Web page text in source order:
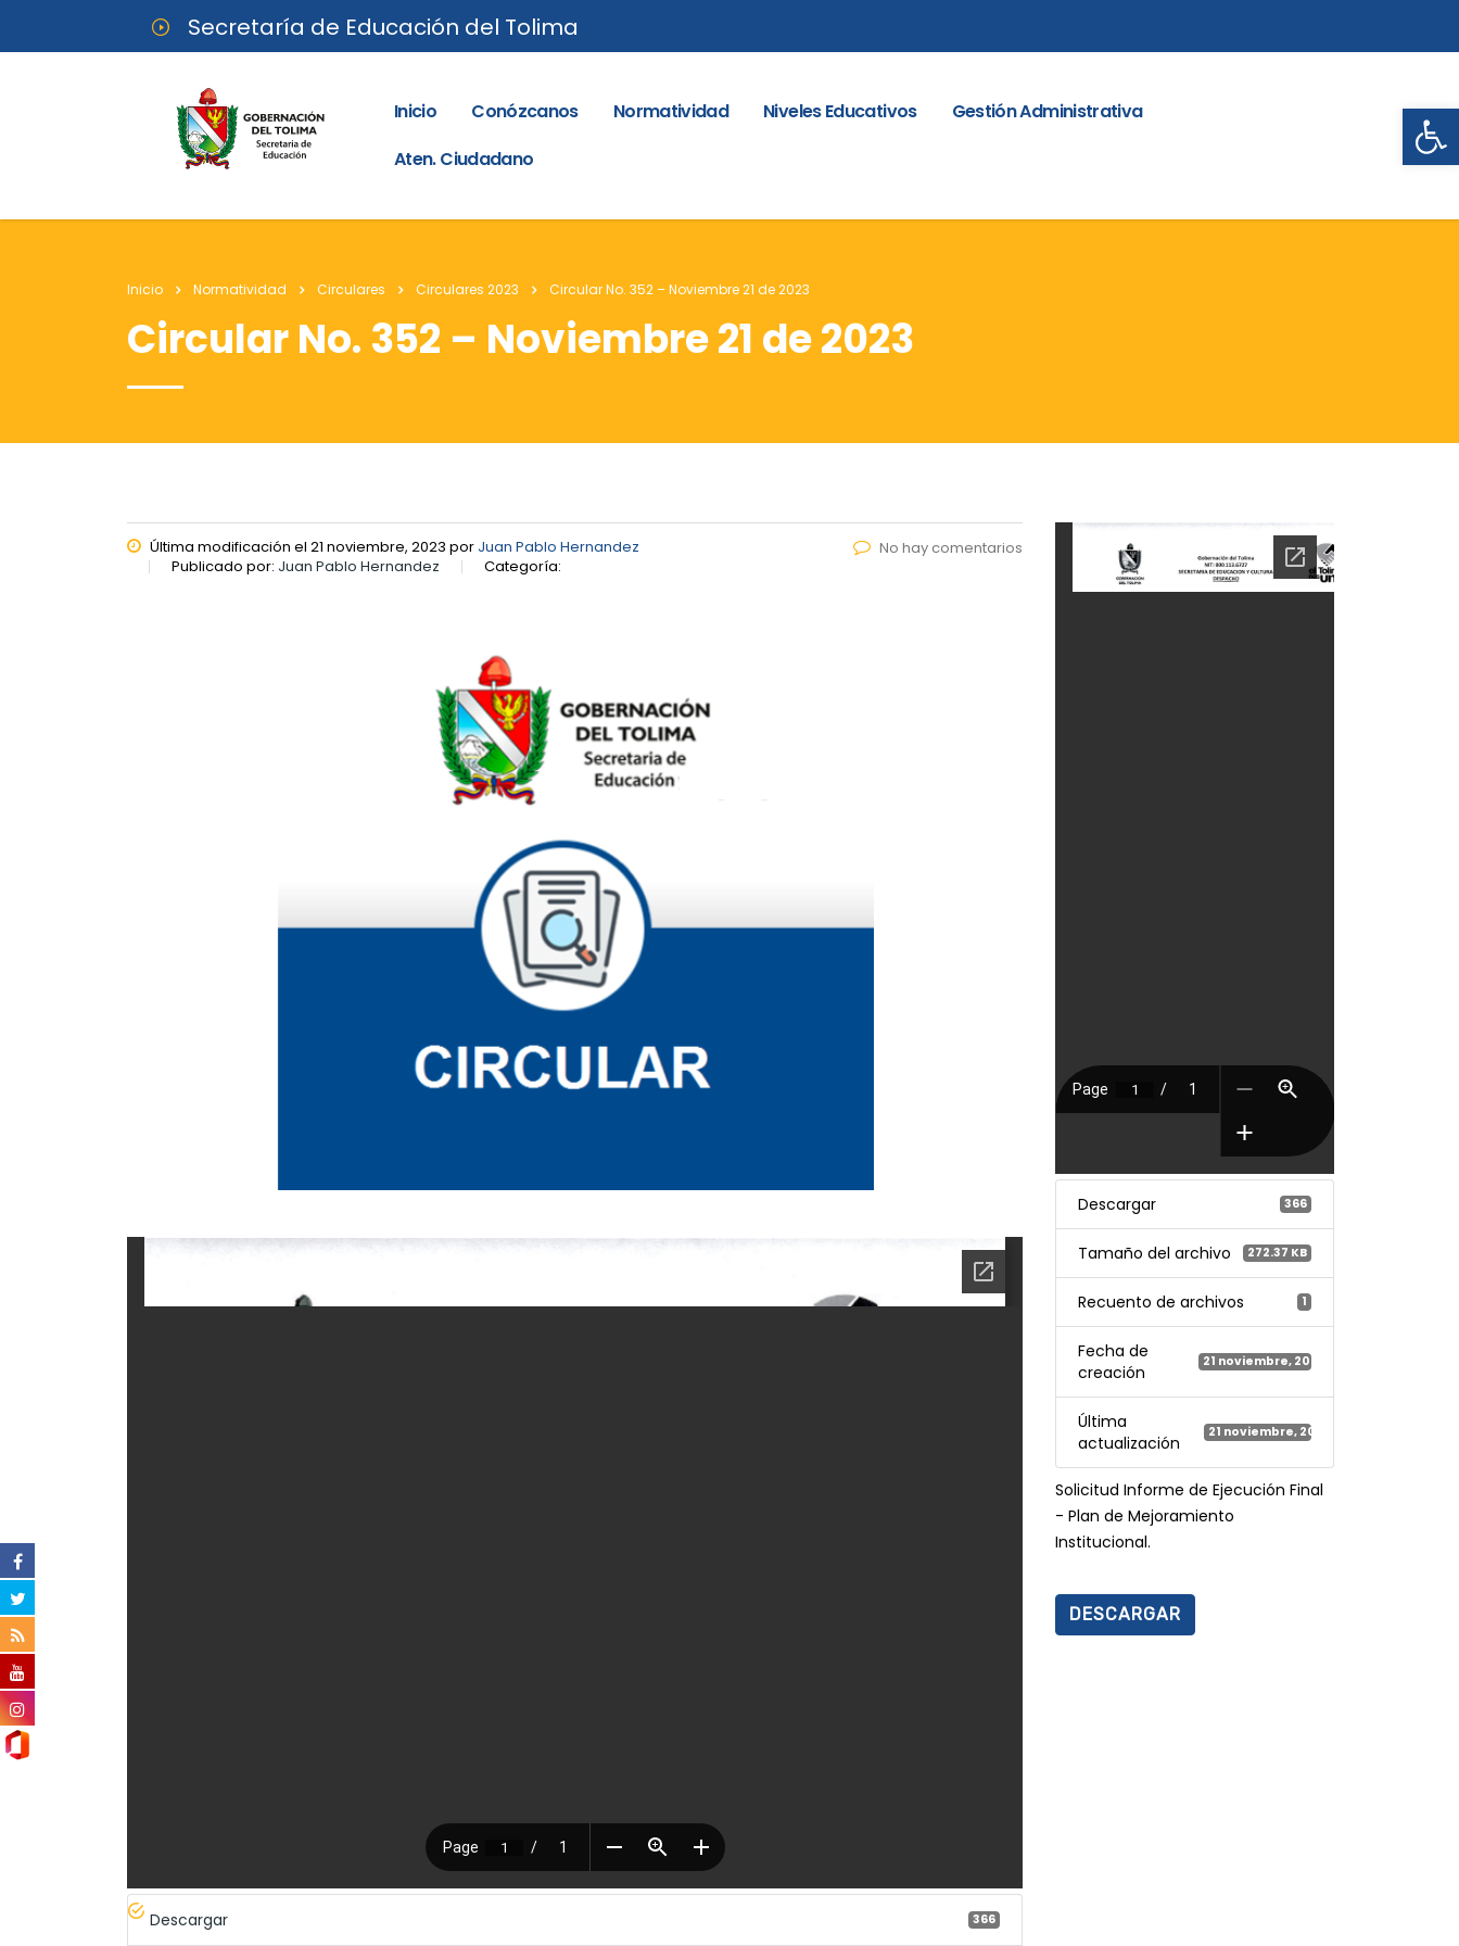
Secretaría de Educación del Tolima
Inicio Conózcanos Normatividad Niveles Educativos
Gestión Administrativa
Aten. Ciudadano
Inicio Normatividad Circulares Circulares 2023 Circular No. 352 – Noviembre 21 de 2023
Circular No. 352 – Noviembre 21 de 2023
Última modificación el 21 noviembre, 2023 por Juan Pablo Hernandez
Publicado por: Juan Pablo Hernandez Categoría:
No hay comentarios
Descargar 366
Descargar 366
Tamaño del archivo 272.37 KB
Recuento de archivos 1
Fecha de
creación
21 noviembre, 2023
Última
actualización
21 noviembre, 2023
Solicitud Informe de Ejecución Final
- Plan de Mejoramiento
Institucional.
DESCARGAR